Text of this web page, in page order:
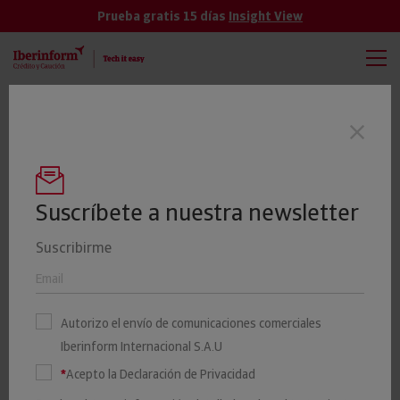
Prueba gratis 15 días Insight View
Últimas noticias
La fragmentación ya limita
la salida al exterior de las
empresas españolas
23 MARZO 2023 Iberinform
Suscríbete a nuestra newsletter
Suscribirme
Autorizo el envío de comunicaciones comerciales
Iberinform Internacional S.A.U
*Acepto la Declaración de Privacidad